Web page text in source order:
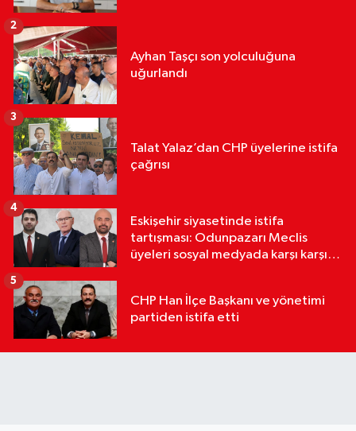
Ayhan Taşçı son yolculuğuna
uğurlandı
2
Talat Yalaz’dan CHP üyelerine istifa
çağrısı
3
Eskişehir siyasetinde istifa
tartışması: Odunpazarı Meclis
üyeleri sosyal medyada karşı karşıya
4
CHP Han İlçe Başkanı ve yönetimi
partiden istifa etti
5